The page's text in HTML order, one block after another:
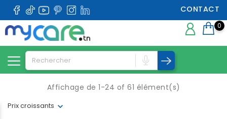
CONTACT
0
Prix croissants
Affichage de 1-24 of 61 élément(s)